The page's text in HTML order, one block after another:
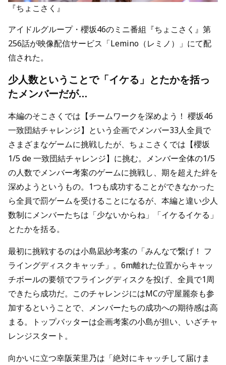
『ちょこさく』
アイドルグループ・櫻坂46のミニ番組『ちょこさく』第
256話が映像配信サービス「Lemino（レミノ）」にて配
信された。
少人数ということで「イケる」とたかを括っ
たメンバーだが…
本編のそこさくでは【チームワークを深めよう！ 櫻坂46
一致団結チャレンジ】という企画でメンバー33人全員で
さまざまなゲームに挑戦したが、ちょこさくでは【櫻坂
1/5 de 一致団結チャレンジ】に挑む。メンバー全体の1/5
の人数でメンバー考案のゲームに挑戦し、期を超えた絆を
深めようというもの。1つも成功することができなかった
ら全員で罰ゲームを受けることになるが、本編と違い少人
数制にメンバーたちは「少ないからね」「イケるイケる」
とたかを括る。
最初に挑戦するのは小島凪紗考案の「みんなで繋げ！ フ
ライングディスクキャッチ」。6m離れた位置からキャッ
チボールの要領でフライングディスクを投げ、全員で1周
できたら成功だ。このチャレンジにはMCの守屋麗奈も参
加するということで、メンバーたちの成功への期待感は高
まる。トップバッターは企画考案の小島が担い、いざチャ
レンジスタート。
向かいに立つ幸阪茉里乃は「絶対にキャッチして届けま